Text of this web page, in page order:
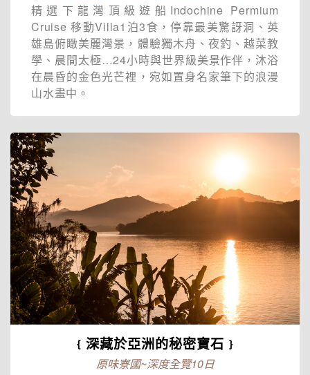
精選下龍灣頂級遊船Indochine Permium
Cruise 移動Villa1泊3食，停靠最美驚訝洞、英
雄島俯瞰美麗灣景，體驗獨木舟、夜釣、越菜教
學、晨間太極…24小時與世界級美景作伴，沐浴
在晨昏的金色光芒裡，宛如置身名家筆下的浪漫
山水畫中。
﹛深藏於亞洲的秘密寶石﹜
原味寮國~深度全覽10日